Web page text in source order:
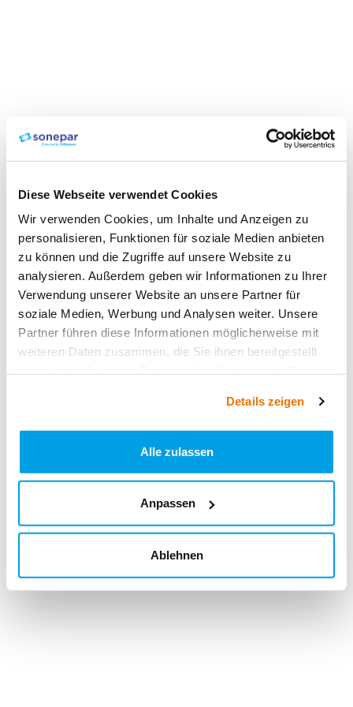
Diese Webseite verwendet Cookies
Wir verwenden Cookies, um Inhalte und Anzeigen zu
personalisieren, Funktionen für soziale Medien anbieten
zu können und die Zugriffe auf unsere Website zu
analysieren. Außerdem geben wir Informationen zu Ihrer
Verwendung unserer Website an unsere Partner für
soziale Medien, Werbung und Analysen weiter. Unsere
Partner führen diese Informationen möglicherweise mit
weiteren Daten zusammen, die Sie ihnen bereitgestellt
Details zeigen
Alle zulassen
Anpassen
Ablehnen